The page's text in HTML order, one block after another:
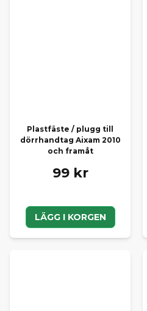
Plastfäste / plugg till
dörrhandtag Aixam 2010
och framåt
99 kr
LÄGG I KORGEN